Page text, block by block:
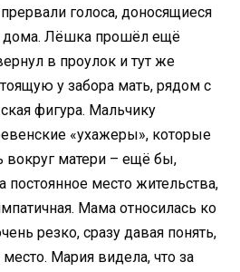
голоса, доносящиеся
дома. Лёшка прошёл ещё
в проулок и тут же
у забора мать, рядом с
фигура. Мальчику
«ухажеры», которые
вокруг матери – ещё бы,
постоянное место жительства,
Мама относилась ко
резко, сразу давая понять,
Мария видела, что за